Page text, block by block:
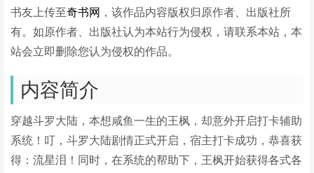
书友上传至奇书网 ，该作品内容版权归原作者、出版社所
有。如原作者、出版社认为本站行为侵权，请联系本站，本
站会立即删除您认为侵权的作品。
内容简介
穿越斗罗大陆，本想咸鱼一生的王枫，却意外开启打卡辅助
系统！叮，斗罗大陆剧情正式开启，宿主打卡成功，恭喜获
得：流星泪！同时，在系统的帮助下，王枫开始获得各式各